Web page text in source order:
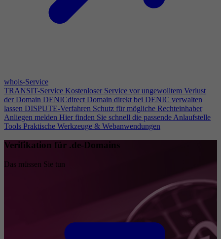
whois-Service
TRANSIT-Service Kostenloser Service vor ungewolltem Verlust
der Domain DENICdirect Domain direkt bei DENIC verwalten
lassen DISPUTE-Verfahren Schutz für mögliche Rechteinhaber
Anliegen melden Hier finden Sie schnell die passende Anlaufstelle
Tools Praktische Werkzeuge & Webanwendungen
Verifikation für .de-Domains
Das müssen Sie tun